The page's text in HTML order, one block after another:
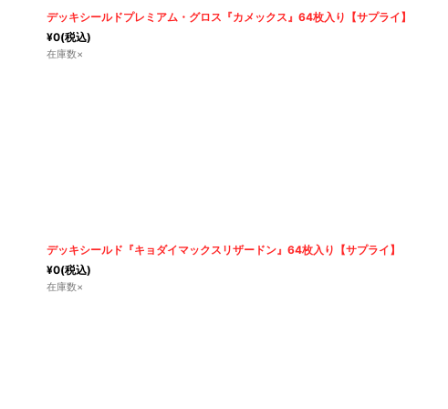
デッキシールドプレミアム・グロス『カメックス』64枚入り【サプライ】
¥0(税込)
在庫数×
デッキシールド『キョダイマックスリザードン』64枚入り【サプライ】
¥0(税込)
在庫数×